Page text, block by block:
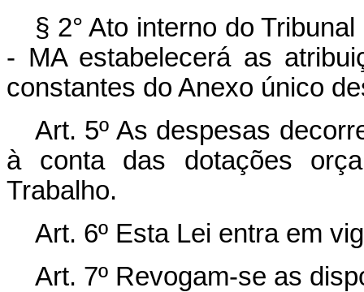
§ 2° Ato interno do
- MA estabelecerá as
constantes do Anexo único
Art. 5º As despesas
à conta das dotações
Trabalho.
Art. 6º Esta Lei entra em
Art. 7º Revogam-se as